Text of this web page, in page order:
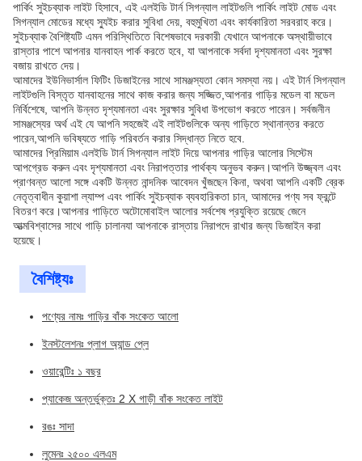
পার্কিং সুইচব্যাক লাইট হিসাবে, এই এলইডি টার্ন সিগন্যাল লাইটগুলি পার্কিং লাইট মোড এবং
সিগন্যাল মোডের মধ্যে স্যুইচ করার সুবিধা দেয়, বহুমুখিতা এবং কার্যকারিতা সরবরাহ করে।
সুইচব্যাক বৈশিষ্ট্যটি এমন পরিস্থিতিতে বিশেষভাবে দরকারী যেখানে আপনাকে অস্থায়ীভাবে
রাস্তার পাশে আপনার যানবাহন পার্ক করতে হবে, যা আপনাকে সর্বদা দৃশ্যমানতা এবং সুরক্ষা
বজায় রাখতে দেয়।
আমাদের ইউনিভার্সাল ফিটিং ডিজাইনের সাথে সামঞ্জস্যতা কোন সমস্যা নয়। এই টার্ন সিগন্যাল
লাইটগুলি বিস্তৃত যানবাহনের সাথে কাজ করার জন্য সজ্জিত,আপনার গাড়ির মডেল বা মডেল
নির্বিশেষে, আপনি উন্নত দৃশ্যমানতা এবং সুরক্ষার সুবিধা উপভোগ করতে পারেন। সর্বজনীন
সামঞ্জস্যের অর্থ এই যে আপনি সহজেই এই লাইটগুলিকে অন্য গাড়িতে স্থানান্তর করতে
পারেন,আপনি ভবিষ্যতে গাড়ি পরিবর্তন করার সিদ্ধান্ত নিতে হবে.
আমাদের প্রিমিয়াম এলইডি টার্ন সিগন্যাল লাইট দিয়ে আপনার গাড়ির আলোর সিস্টেম
আপগ্রেড করুন এবং দৃশ্যমানতা এবং নিরাপত্তার পার্থক্য অনুভব করুন।আপনি উজ্জ্বল এবং
প্রাণবন্ত আলো সঙ্গে একটি উন্নত নান্দনিক আবেদন খুঁজছেন কিনা, অথবা আপনি একটি ব্রেক
নেতৃত্বাধীন কুয়াশা ল্যাম্প এবং পার্কিং সুইচব্যাক ব্যবহারিকতা চান, আমাদের পণ্য সব ফ্রন্টে
বিতরণ করে।আপনার গাড়িতে অটোমোবাইল আলোর সর্বশেষ প্রযুক্তি রয়েছে জেনে
আত্মবিশ্বাসের সাথে গাড়ি চালানযা আপনাকে রাস্তায় নিরাপদে রাখার জন্য ডিজাইন করা
হয়েছে।
বৈশিষ্ট্যঃ
পণ্যের নামঃ গাড়ির বাঁক সংকেত আলো
ইনস্টলেশনঃ প্লাগ অ্যান্ড প্লে
ওয়ারেন্টিঃ ১ বছর
প্যাকেজ অন্তর্ভুক্তঃ 2 X গাড়ী বাঁক সংকেত লাইট
রঙঃ সাদা
লুমেনঃ ২৫০০ এলএম